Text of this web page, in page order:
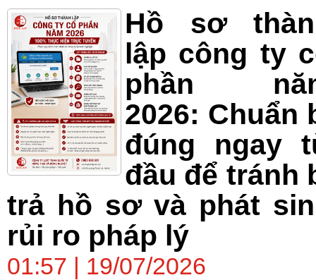
Hồ sơ
lập công ty
phần
2026: Chuẩn
đúng ngay
đầu để tránh
trả hồ sơ và phát
rủi ro pháp lý
01:57 | 19/07/2026